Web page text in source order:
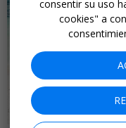
consentir su uso
cookies" a